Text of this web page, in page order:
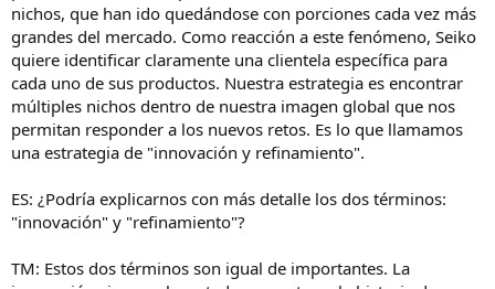
nichos, que han ido quedándose con porciones cada vez más
grandes del mercado. Como reacción a este fenómeno, Seiko
quiere identificar claramente una clientela específica para
cada uno de sus productos. Nuestra estrategia es encontrar
múltiples nichos dentro de nuestra imagen global que nos
permitan responder a los nuevos retos. Es lo que llamamos
una estrategia de "innovación y refinamiento".
ES: ¿Podría explicarnos con más detalle los dos términos:
"innovación" y "refinamiento"?
TM: Estos dos términos son igual de importantes. La